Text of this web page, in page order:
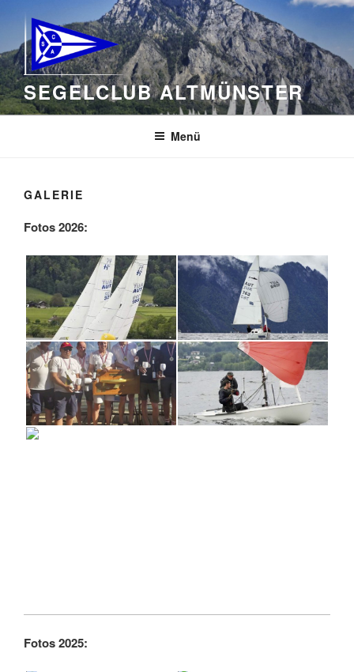
Inhalt
springen
SEGELCLUB ALTMÜNSTER
Menü
GALERIE
Fotos 2026:
Fotos 2025: